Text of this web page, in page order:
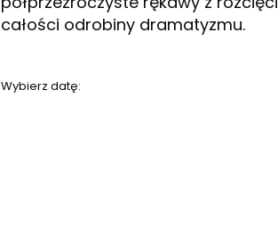
całości odrobiny dramatyzmu.
Wybierz datę: